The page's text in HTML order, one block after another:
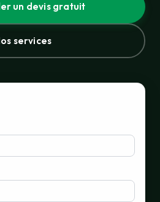
un devis gratuit
services